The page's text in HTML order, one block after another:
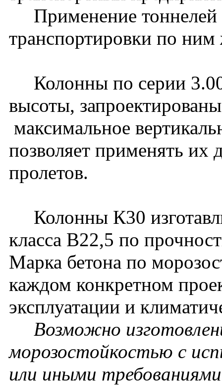
Применение тоннелей
транспортировки по
Колонны по серии
высоты,
максимальное
позволяет применять их
пролетов.
Колонны К30
класса В22,5 по
Марка бетона по
каждом конкретном
эксплуатации и
Возможно
морозостойкостью с
или иными